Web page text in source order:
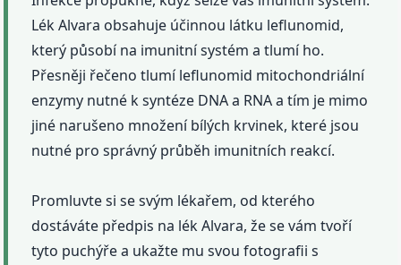
Lék Alvara obsahuje účinnou látku leflunomid,
který působí na imunitní systém a tlumí ho.
Přesněji řečeno tlumí leflunomid mitochondriální
enzymy nutné k syntéze DNA a RNA a tím je mimo
jiné narušeno množení bílých krvinek, které jsou
nutné pro správný průběh imunitních reakcí.
Promluvte si se svým lékařem, od kterého
dostáváte předpis na lék Alvara, že se vám tvoří
tyto puchýře a ukažte mu svou fotografii s